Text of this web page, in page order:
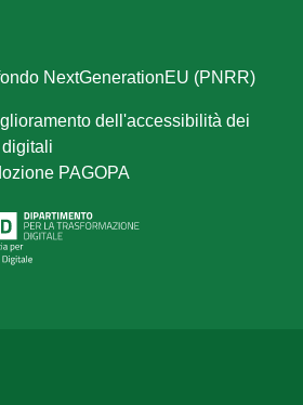
NextGenerationEU (PNRR)
dell'accessibilità dei
PAGOPA